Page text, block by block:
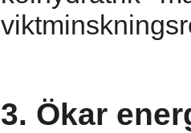
3. Ökar